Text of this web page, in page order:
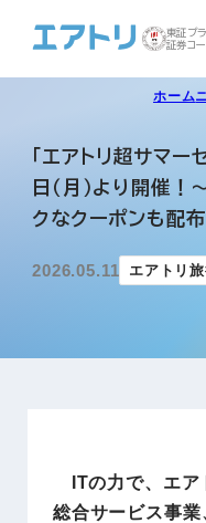
東証プ
証券コ
ホーム
「エアトリ超サマ
日（月）より開催
クなクーポンも配
2026.05.11 エアトリ
ITの力で、エア
総合サービス事